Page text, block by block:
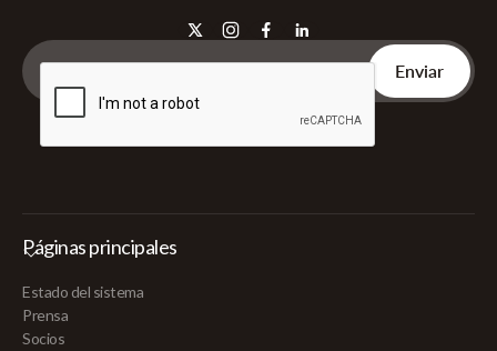
Páginas principales
Estado del sistema
Prensa
Socios